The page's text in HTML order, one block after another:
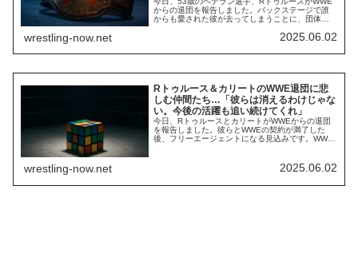
からの退団を報告しました。バックステージで誰
からも愛された彼が去ってしまうことに、団体内
する声もあれば、「明日は我が身だ」と意識が変
を報告した後、彼を慕う多くの仲間たちが惜別の
wrestling-now.net 2025.06.02
Rトゥルース＆カリートのWWE退団に悲
しむ仲間たち…「彼らは消えるわけじゃな
い。今後の活躍も追い続けてくれ」
今日、RトゥルースとカリートがWWEからの退団
を報告しました。彼らとWWEの契約が満了した
後、フリーエージェントになる見込みです。WWE
せました。特に彼らと親しかった選手たちは、深
い悲しみを感じています。Rトゥルースの退団を嘆
wrestling-now.net 2025.06.02